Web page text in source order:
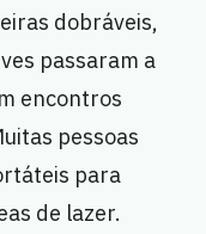
dobráveis,
passaram a
encontros
pessoas
para
de lazer.